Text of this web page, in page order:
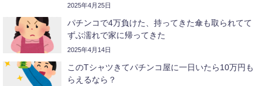
2025年4月25日
パチンコで4万負けた、持ってきた傘も取られてて
ずぶ濡れで家に帰ってきた
2025年4月14日
このTシャツきてパチンコ屋に一日いたら10万円も
らえるなら？